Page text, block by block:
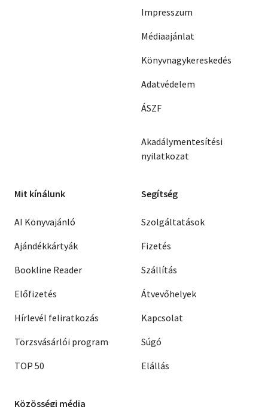
Impresszum
Médiaajánlat
Könyvnagykereskedés
Adatvédelem
ÁSZF
Akadálymentesítési
nyilatkozat
Mit kínálunk
AI Könyvajánló
Ajándékkártyák
Bookline Reader
Előfizetés
Hírlevél feliratkozás
Törzsvásárlói program
TOP 50
Segítség
Szolgáltatások
Fizetés
Szállítás
Átvevőhelyek
Kapcsolat
Súgó
Elállás
Közösségi média